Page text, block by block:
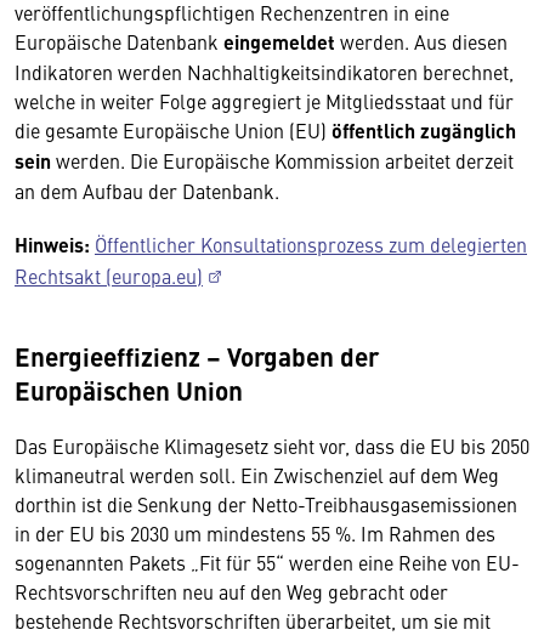
veröffentlichungspflichtigen Rechenzentren in eine
Europäische Datenbank eingemeldet werden. Aus diesen
Indikatoren werden Nachhaltigkeitsindikatoren berechnet,
welche in weiter Folge aggregiert je Mitgliedsstaat und für
die gesamte Europäische Union (EU) öffentlich zugänglich
sein werden. Die Europäische Kommission arbeitet derzeit
an dem Aufbau der Datenbank.
Hinweis: Öffentlicher Konsultationsprozess zum delegierten
Rechtsakt (europa.eu)
Energieeffizienz – Vorgaben der
Europäischen Union
Das Europäische Klimagesetz sieht vor, dass die EU bis 2050
klimaneutral werden soll. Ein Zwischenziel auf dem Weg
dorthin ist die Senkung der Netto-Treibhausgasemissionen
in der EU bis 2030 um mindestens 55 %. Im Rahmen des
sogenannten Pakets „Fit für 55“ werden eine Reihe von EU-
Rechtsvorschriften neu auf den Weg gebracht oder
bestehende Rechtsvorschriften überarbeitet, um sie mit